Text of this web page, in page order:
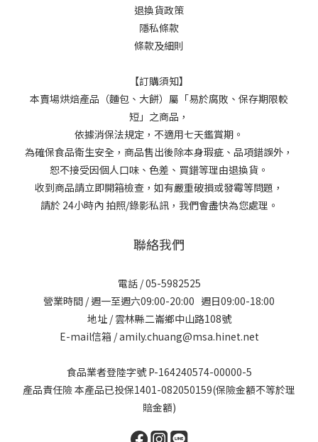
退換貨政策
隱私條款
條款及細則
【訂購須知】
本賣場烘焙產品（麵包、大餅）屬「易於腐敗、保存期限較
短」之商品，
依據消保法規定，不適用七天鑑賞期。
為確保食品衛生安全，商品售出後除本身瑕疵、品項錯誤外，
恕不接受因個人口味、色差、買錯等理由退換貨。
收到商品請立即開箱檢查，如有嚴重破損或發霉等問題，
請於 24小時內 拍照/錄影私訊，我們會盡快為您處理。
聯絡我們
電話 / 05-5982525
營業時間 / 週一至週六09:00-20:00 週日09:00-18:00
地址 / 雲林縣二崙鄉中山路108號
E-mail信箱 / amily.chuang@msa.hinet.net
食品業者登陸字號 P-164240574-00000-5
產品責任險 本產品已投保1401-082050159(保險金額不等於理
賠金額)